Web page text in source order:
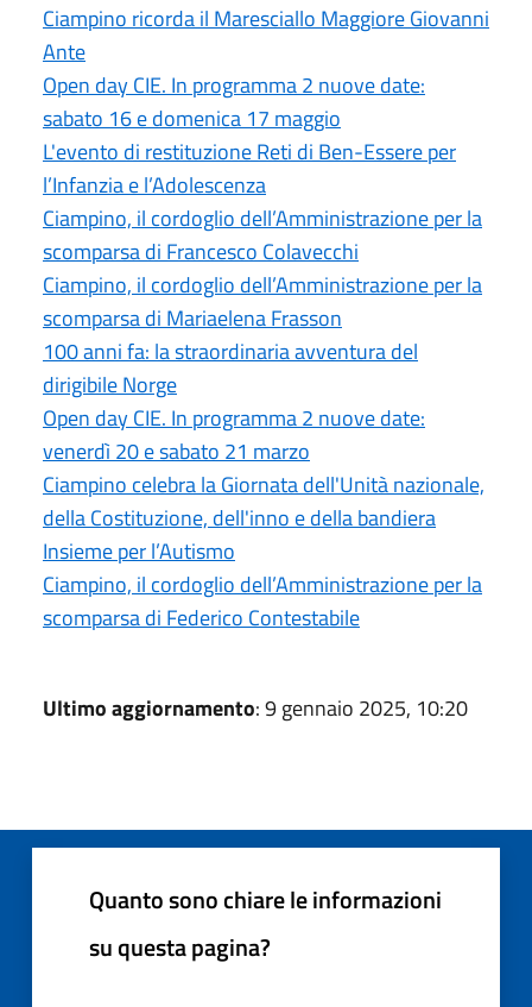
Ciampino ricorda il Maresciallo Maggiore Giovanni
Ante
Open day CIE. In programma 2 nuove date:
sabato 16 e domenica 17 maggio
L'evento di restituzione Reti di Ben-Essere per
l’Infanzia e l’Adolescenza
Ciampino, il cordoglio dell’Amministrazione per la
scomparsa di Francesco Colavecchi
Ciampino, il cordoglio dell’Amministrazione per la
scomparsa di Mariaelena Frasson
100 anni fa: la straordinaria avventura del
dirigibile Norge
Open day CIE. In programma 2 nuove date:
venerdì 20 e sabato 21 marzo
Ciampino celebra la Giornata dell'Unità nazionale,
della Costituzione, dell'inno e della bandiera
Insieme per l’Autismo
Ciampino, il cordoglio dell’Amministrazione per la
scomparsa di Federico Contestabile
Ultimo aggiornamento: 9 gennaio 2025, 10:20
Quanto sono chiare le informazioni
su questa pagina?